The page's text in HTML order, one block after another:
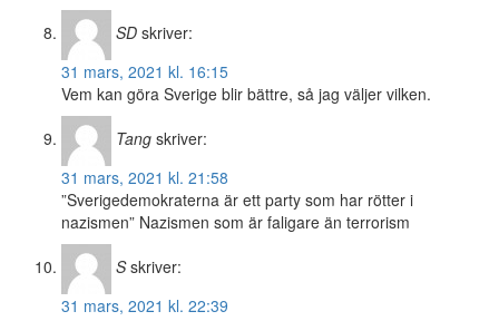
SD skriver:
31 mars, 2021 kl. 16:15
Vem kan göra Sverige blir bättre, så jag väljer vilken.
Tang skriver:
31 mars, 2021 kl. 21:58
”Sverigedemokraterna är ett party som har rötter i
nazismen” Nazismen som är faligare än terrorism
S skriver:
31 mars, 2021 kl. 22:39